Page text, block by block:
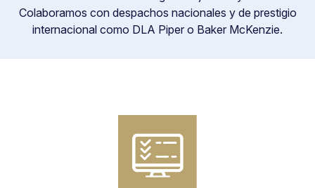
Colaboramos con despachos nacionales y de prestigio
internacional como DLA Piper o Baker McKenzie.